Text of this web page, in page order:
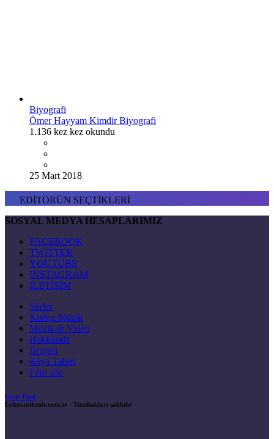
Biyografi
Ömer Hayyam Kimdir Biyografi
1.136 kez kez okundu
25 Mart 2018
EDİTÖRÜN SEÇTİKLERİ
SOSYAL MEDYA HESAPLARIMIZ
FACEBOOK
TWITTER
YOUTUBE
INSTAGRAM
İLETİŞİM
Şiirler
Kürtçe Müzik
Müzik & Video
Hakkımda
İletişim
Rüya Tabiri
Film izle
Lyric Find
Lokmandemir.com.tr - Tümhakları saklıdır